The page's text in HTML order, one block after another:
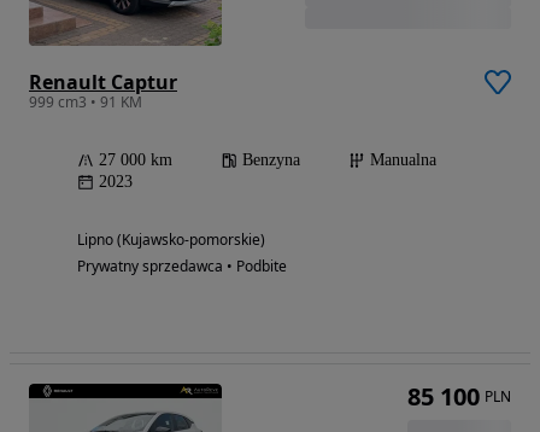
Renault Captur
999 cm3 • 91 KM
27 000 km Benzyna
Manualna
2023
Lipno (Kujawsko-pomorskie)
Prywatny sprzedawca • Podbite
85 100 PLN